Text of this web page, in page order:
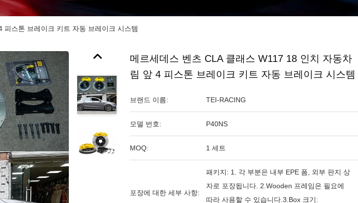
스톤 브레이크 키트 자동 브레이크 시스템
메르세데스 벤츠 CLA 클래스 W117 18 인치 자동차
림 앞 4 피스톤 브레이크 키트 자동 브레이크 시스템
브랜드 이름: TEI-RACING
모델 번호: P40NS
MOQ: 1 세트
포장에 대한 세부 사항:
패키지: 1. 각 부분은 내부 EPE 폼, 외부 판지 상
자로 포장됩니다. 2.Wooden 프레임은 필요에
따라 사용할 수 있습니다.3.Box 크기: